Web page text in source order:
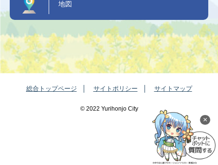
×
地図
総合トップページ サイトポリシー サイトマップ
©️ 2022 Yurihonjo City